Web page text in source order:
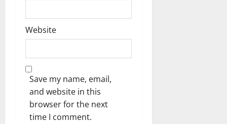
Website
Save my name, email,
and website in this
browser for the next
time I comment.